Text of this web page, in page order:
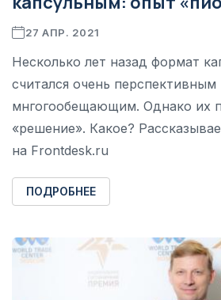
27 АПР. 2021
Несколько лет назад формат
считался очень перспективным
мнгогообещающим. Однако их
«решение». Какое?
на Frontdesk.ru
ПОДРОБНЕЕ